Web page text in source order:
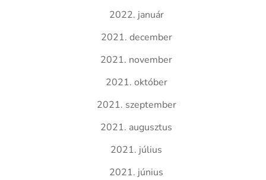
2022. január
2021. december
2021. november
2021. október
2021. szeptember
2021. augusztus
2021. július
2021. június